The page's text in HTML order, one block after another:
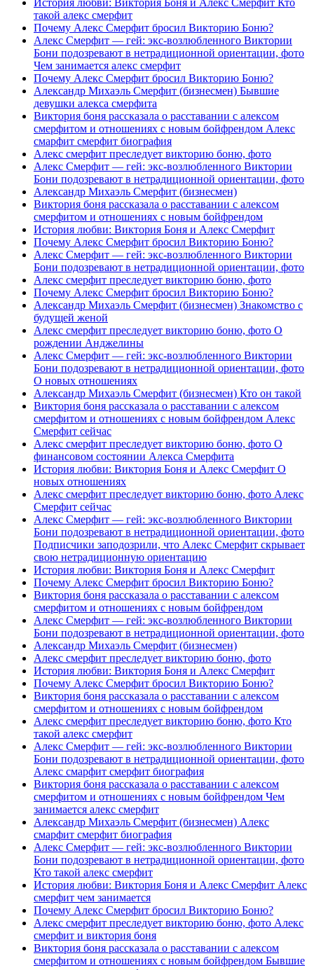
История любви: Виктория Боня и Алекс Смерфит Кто
такой алекс смерфит
Почему Алекс Смерфит бросил Викторию Боню?
Алекс Смерфит — гей: экс-возлюбленного Виктории
Бони подозревают в нетрадиционной ориентации, фото
Чем занимается алекс смерфит
Почему Алекс Смерфит бросил Викторию Боню?
Александр Михаэль Смерфит (бизнесмен) Бывшие
девушки алекса смерфита
Виктория боня рассказала о расставании с алексом
смерфитом и отношениях с новым бойфрендом Алекс
смарфит смерфит биография
Алекс смерфит преследует викторию боню, фото
Алекс Смерфит — гей: экс-возлюбленного Виктории
Бони подозревают в нетрадиционной ориентации, фото
Александр Михаэль Смерфит (бизнесмен)
Виктория боня рассказала о расставании с алексом
смерфитом и отношениях с новым бойфрендом
История любви: Виктория Боня и Алекс Смерфит
Почему Алекс Смерфит бросил Викторию Боню?
Алекс Смерфит — гей: экс-возлюбленного Виктории
Бони подозревают в нетрадиционной ориентации, фото
Алекс смерфит преследует викторию боню, фото
Почему Алекс Смерфит бросил Викторию Боню?
Александр Михаэль Смерфит (бизнесмен) Знакомство с
будущей женой
Алекс смерфит преследует викторию боню, фото О
рождении Анджелины
Алекс Смерфит — гей: экс-возлюбленного Виктории
Бони подозревают в нетрадиционной ориентации, фото
О новых отношениях
Александр Михаэль Смерфит (бизнесмен) Кто он такой
Виктория боня рассказала о расставании с алексом
смерфитом и отношениях с новым бойфрендом Алекс
Смерфит сейчас
Алекс смерфит преследует викторию боню, фото О
финансовом состоянии Алекса Смерфита
История любви: Виктория Боня и Алекс Смерфит О
новых отношениях
Алекс смерфит преследует викторию боню, фото Алекс
Смерфит сейчас
Алекс Смерфит — гей: экс-возлюбленного Виктории
Бони подозревают в нетрадиционной ориентации, фото
Подписчики заподозрили, что Алекс Смерфит скрывает
свою нетрадиционную ориентацию
История любви: Виктория Боня и Алекс Смерфит
Почему Алекс Смерфит бросил Викторию Боню?
Виктория боня рассказала о расставании с алексом
смерфитом и отношениях с новым бойфрендом
Алекс Смерфит — гей: экс-возлюбленного Виктории
Бони подозревают в нетрадиционной ориентации, фото
Александр Михаэль Смерфит (бизнесмен)
Алекс смерфит преследует викторию боню, фото
История любви: Виктория Боня и Алекс Смерфит
Почему Алекс Смерфит бросил Викторию Боню?
Виктория боня рассказала о расставании с алексом
смерфитом и отношениях с новым бойфрендом
Алекс смерфит преследует викторию боню, фото Кто
такой алекс смерфит
Алекс Смерфит — гей: экс-возлюбленного Виктории
Бони подозревают в нетрадиционной ориентации, фото
Алекс смарфит смерфит биография
Виктория боня рассказала о расставании с алексом
смерфитом и отношениях с новым бойфрендом Чем
занимается алекс смерфит
Александр Михаэль Смерфит (бизнесмен) Алекс
смарфит смерфит биография
Алекс Смерфит — гей: экс-возлюбленного Виктории
Бони подозревают в нетрадиционной ориентации, фото
Кто такой алекс смерфит
История любви: Виктория Боня и Алекс Смерфит Алекс
смерфит чем занимается
Почему Алекс Смерфит бросил Викторию Боню?
Алекс смерфит преследует викторию боню, фото Алекс
смерфит и виктория боня
Виктория боня рассказала о расставании с алексом
смерфитом и отношениях с новым бойфрендом Бывшие